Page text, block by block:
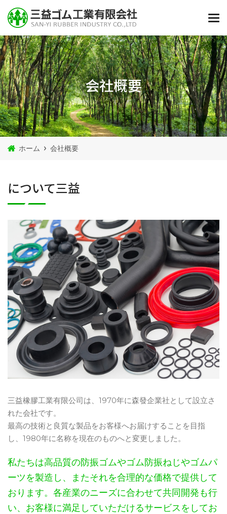
会社概要
ホーム 会社概要
について三益
三益橡膠工業有限公司は、1970年に森發企業社として設立さ
れた会社です。
最高の技術と良質な製品をお客様へお届けすることを目指
し、1980年に名称を現在のものへと変更しました。
私たちは高品質の防振ゴムやゴム防振ねじやゴムパ
ーツを製造し、またそれを合理的な価格で提供して
おります。各産業のニーズに合わせて共同開発も行
い、お客様に満足していただけるサービスをしてお